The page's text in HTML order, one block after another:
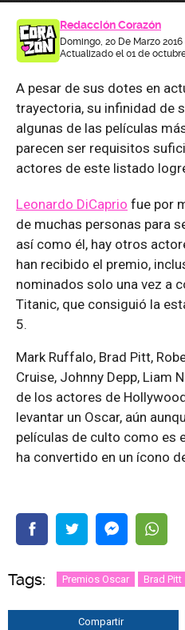
Redacción Corazón
Domingo, 20 De Marzo 2016
Actualizado el 01 de
A pesar de sus dotes en
trayectoria, su infinidad de
algunas de las películas
parecen ser requisitos
actores de este listado
Leonardo DiCaprio fue por
de muchas personas para
así como él, hay otros
han recibido el premio,
nominados solo una vez a
Titanic, que consiguió la
5.
Mark Ruffalo, Brad Pitt,
Cruise, Johnny Depp, Liam
de los actores de
levantar un Oscar, aún
películas de culto como es
ha convertido en un ícono
Tags: Premios Oscar Brad Pitt
Compartir